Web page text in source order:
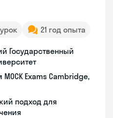
21 год опыта
Государственный
Exams Cambridge,
подход для